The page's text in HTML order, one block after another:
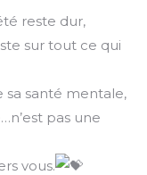
reste dur,
sur tout ce qui
sa santé mentale,
pas une
vous.